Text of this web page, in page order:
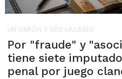
UN VARÓN Y SEIS MUJERES
Por "fraude" y
tiene siete
penal por juego